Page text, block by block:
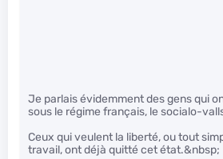
Je parlais évidemment des gens qui
sous le régime français, le socialo-
Ceux qui veulent la liberté, ou tout
travail, ont déjà quitté cet état.&nbsp;